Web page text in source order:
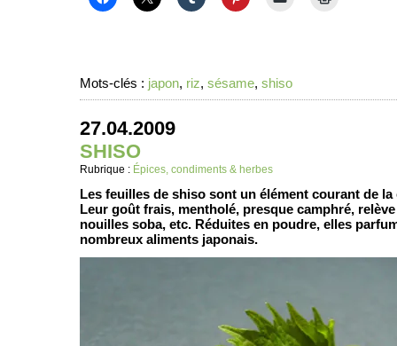
Mots-clés : japon, riz, sésame, shiso
27.04.2009
SHISO
Rubrique : Épices, condiments & herbes
Les feuilles de shiso sont un élément courant de
Leur goût frais, mentholé, presque camphré,
nouilles soba, etc. Réduites en poudre, elles
nombreux aliments japonais.